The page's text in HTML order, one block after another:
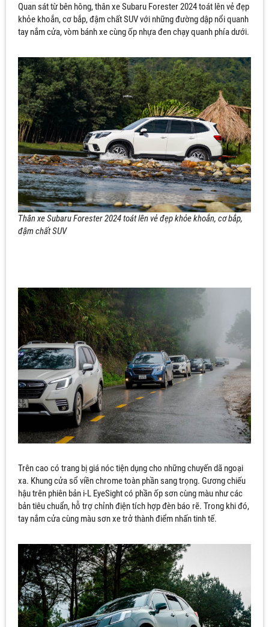
Quan sát từ bên hông, thân xe Subaru Forester 2024 toát lên vẻ đẹp
khỏe khoắn, cơ bắp, đậm chất SUV với những đường dập nổi quanh
tay nắm cửa, vòm bánh xe cùng ốp nhựa đen chạy quanh phía dưới.
Thân xe Subaru Forester 2024 toát lên vẻ đẹp khỏe khoắn, cơ bắp,
đậm chất SUV
Trên cao có trang bị giá nóc tiện dụng cho những chuyến dã ngoại
xa. Khung cửa sổ viền chrome toàn phần sang trọng. Gương chiếu
hậu trên phiên bản i-L EyeSight có phần ốp sơn cùng màu như các
bản tiêu chuẩn, hỗ trợ chỉnh điện tích hợp đèn báo rẽ. Trong khi đó,
tay nắm cửa cùng màu sơn xe trở thành điểm nhấn tinh tế.